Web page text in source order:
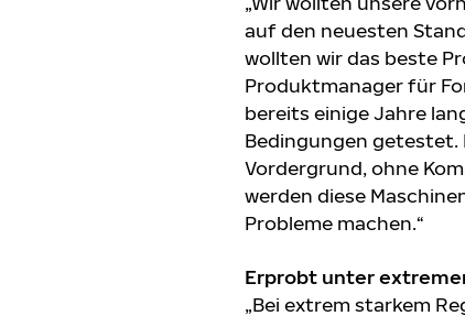
auf den neuesten
wollten wir das beste
Produktmanager für
bereits einige Jahre
Bedingungen getestet.
Vordergrund, ohne
werden diese
Probleme machen.“
Erprobt unter
„Bei extrem starkem